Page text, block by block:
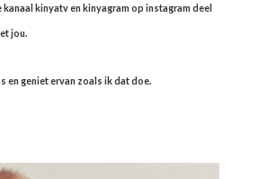
kinyatv en kinyagram op instagram deel
jou.
en geniet ervan zoals ik dat doe.